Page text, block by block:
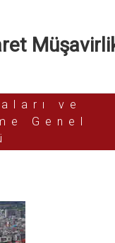
ve
Genel